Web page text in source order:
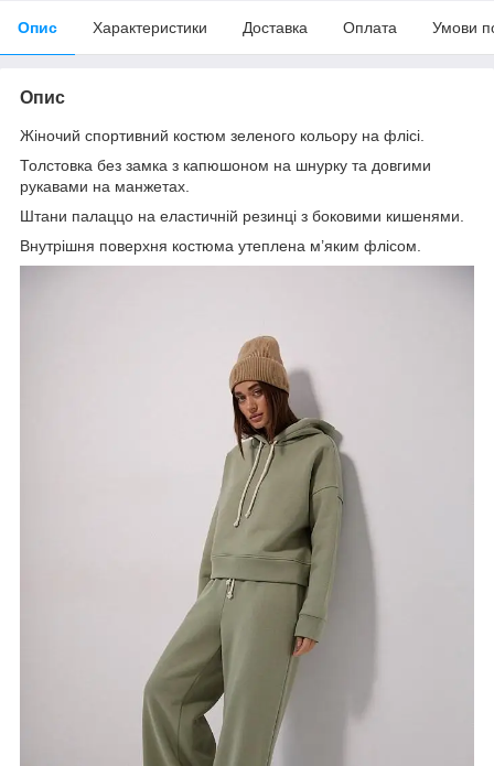
Опис Характеристики Доставка Оплата Умови
Опис
Жіночий спортивний костюм зеленого кольору на флісі.
Толстовка без замка з капюшоном на шнурку та довгими
рукавами на манжетах.
Штани палаццо на еластичній резинці з боковими кишенями.
Внутрішня поверхня костюма утеплена м’яким флісом.